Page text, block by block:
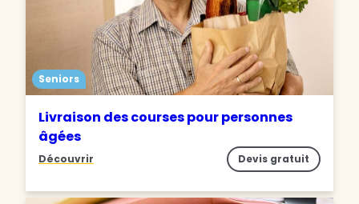
Seniors
Livraison des courses pour personnes
âgées
Découvrir Devis gratuit